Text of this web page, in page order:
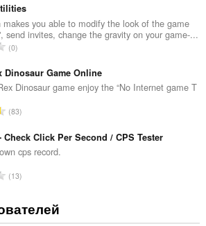
е
н
о
к
:
е
г
о
о
е
н
о
к
:
makes you able to modify the look of the game
send invites, change the gravity on your game-...
В
е
г
о
е
н
о
к
0
Dinosaur Game Online
Dinosaur game enjoy the “No Internet game T
В
е
г
о
е
н
83
Check Click Per Second / CPS Tester
cps record.
В
г
13